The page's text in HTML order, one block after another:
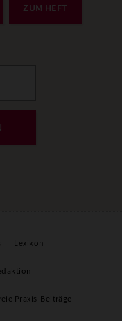
ZUM HEFT
Lexikon
Praxis-Beiträge